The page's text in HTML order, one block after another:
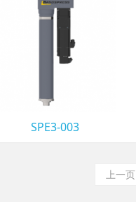
SPE3-003
上一页